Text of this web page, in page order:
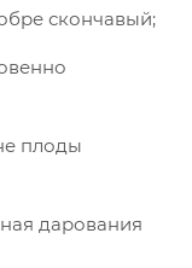
скончавый;
плоды
дарования